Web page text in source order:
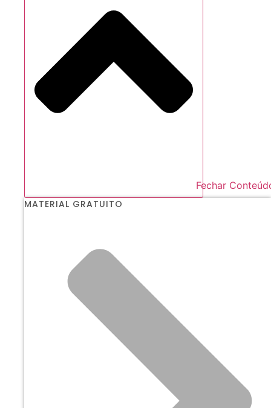
Fechar
MATERIAL GRATUITO